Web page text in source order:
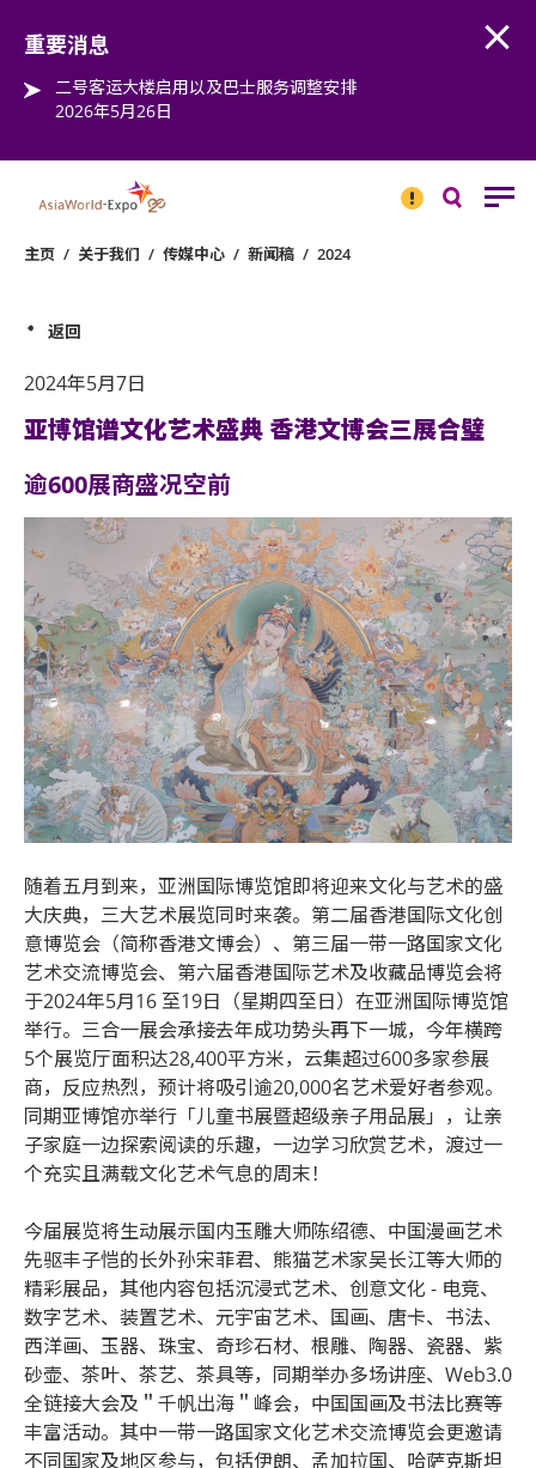
重要消息
二号客运大楼启用以及巴士服务调整安排
2026年5月26日
消息
主页 / 关于我们 / 传媒中心 / 新闻稿 / 2024
返回
2024年5月7日
亚博馆谱文化艺术盛典 香港文博会三展合璧
逾600展商盛况空前
随着五月到来，亚洲国际博览馆即将迎来文化与艺术的盛
大庆典，三大艺术展览同时来袭。第二届香港国际文化创
意博览会（简称香港文博会）、第三届一带一路国家文化
艺术交流博览会、第六届香港国际艺术及收藏品博览会将
于2024年5月16 至19日（星期四至日）在亚洲国际博览馆
举行。三合一展会承接去年成功势头再下一城，今年横跨
5个展览厅面积达28,400平方米，云集超过600多家参展
商，反应热烈，预计将吸引逾20,000名艺术爱好者参观。
同期亚博馆亦举行「儿童书展暨超级亲子用品展」，让亲
子家庭一边探索阅读的乐趣，一边学习欣赏艺术，渡过一
个充实且满载文化艺术气息的周末！
今届展览将生动展示国内玉雕大师陈绍德、中国漫画艺术
先驱丰子恺的长外孙宋菲君、熊猫艺术家吴长江等大师的
精彩展品，其他内容包括沉浸式艺术、创意文化 - 电竞、
数字艺术、装置艺术、元宇宙艺术、国画、唐卡、书法、
西洋画、玉器、珠宝、奇珍石材、根雕、陶器、瓷器、紫
砂壶、茶叶、茶艺、茶具等，同期举办多场讲座、Web3.0
全链接大会及＂千帆出海＂峰会，中国国画及书法比赛等
丰富活动。其中一带一路国家文化艺术交流博览会更邀请
不同国家及地区参与，包括伊朗、孟加拉国、哈萨克斯坦